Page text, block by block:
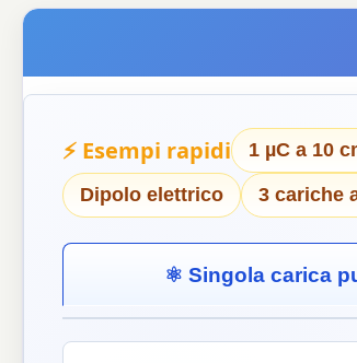
⚡ Esempi rapidi 1 µC a 10
Dipolo elettrico 3 cariche
⚛ Singola carica